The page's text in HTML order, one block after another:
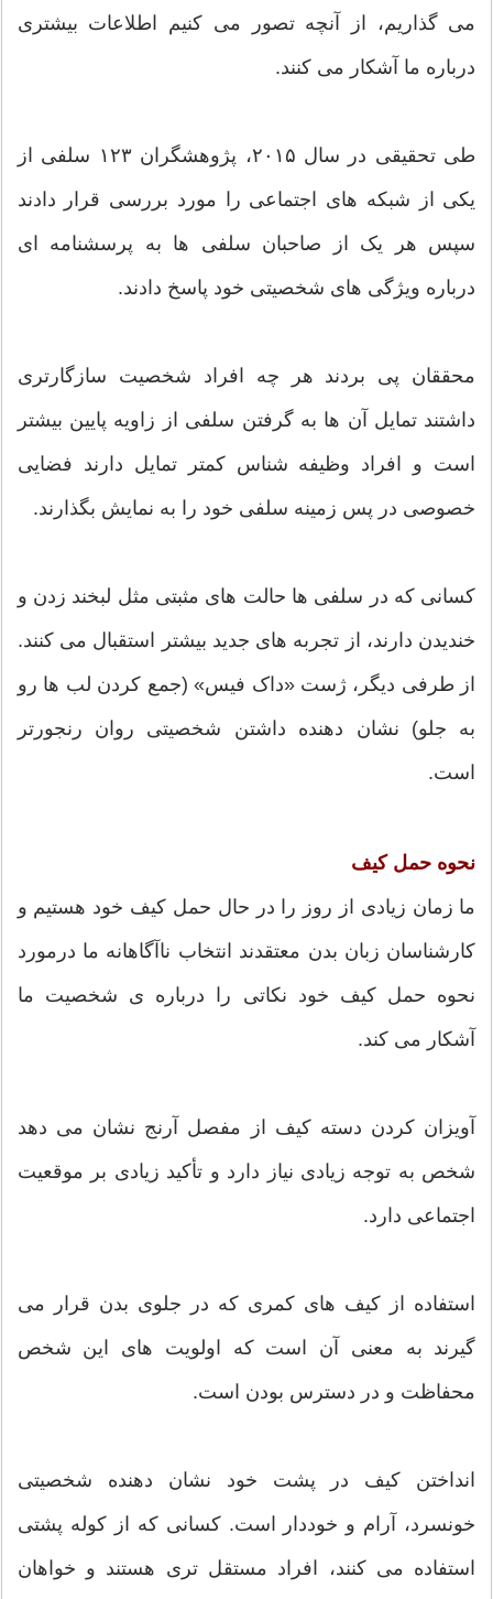
می گذاریم، از آنچه تصور می کنیم اطلاعات بیشتری
درباره ما آشکار می کنند.
طی تحقیقی در سال ۲۰۱۵، پژوهشگران ۱۲۳ سلفی از
یکی از شبکه های اجتماعی را مورد بررسی قرار دادند
سپس هر یک از صاحبان سلفی ها به پرسشنامه ای
درباره ویژگی های شخصیتی خود پاسخ دادند.
محققان پی بردند هر چه افراد شخصیت سازگارتری
داشتند تمایل آن ها به گرفتن سلفی از زاویه پایین بیشتر
است و افراد وظیفه شناس کمتر تمایل دارند فضایی
خصوصی در پس زمینه سلفی خود را به نمایش بگذارند.
کسانی که در سلفی ها حالت های مثبتی مثل لبخند زدن و
خندیدن دارند، از تجربه های جدید بیشتر استقبال می کنند.
از طرفی دیگر، ژست «داک فیس» (جمع کردن لب ها رو
به جلو) نشان دهنده داشتن شخصیتی روان رنجورتر
است.
نحوه حمل کیف
ما زمان زیادی از روز را در حال حمل کیف خود هستیم و
کارشناسان زبان بدن معتقدند انتخاب ناآگاهانه ما درمورد
نحوه حمل کیف خود نکاتی را درباره ی شخصیت ما
آشکار می کند.
آویزان کردن دسته کیف از مفصل آرنج نشان می دهد
شخص به توجه زیادی نیاز دارد و تأکید زیادی بر موقعیت
اجتماعی دارد.
استفاده از کیف های کمری که در جلوی بدن قرار می
گیرند به معنی آن است که اولویت های این شخص
محفاظت و در دسترس بودن است.
انداختن کیف در پشت خود نشان دهنده شخصیتی
خونسرد، آرام و خوددار است. کسانی که از کوله پشتی
استفاده می کنند، افراد مستقل تری هستند و خواهان